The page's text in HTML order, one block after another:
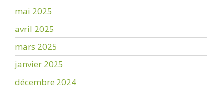
mai 2025
avril 2025
mars 2025
janvier 2025
décembre 2024